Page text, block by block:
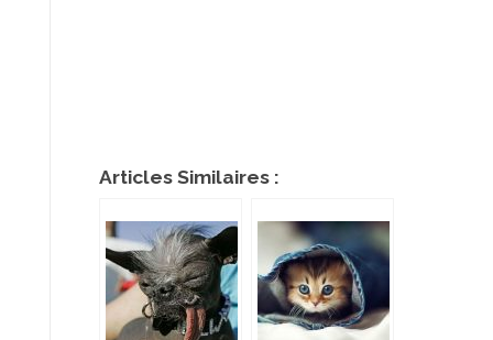
Articles Similaires :